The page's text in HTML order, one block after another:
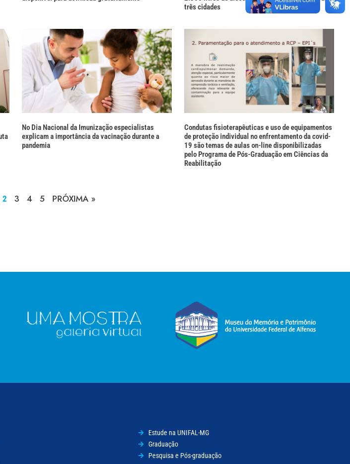
três cidades
No Dia Nacional da Imunização especialistas
explicam a importância da vacinação durante a
pandemia
Condutas fisioterapêuticas e uso de equipamentos
de proteção individual no enfrentamento da covid-
19 são temas de aulas on-line disponibilizadas
pelo Programa de Pós-Graduação em Ciências da
Reabilitação
2 3 4 5 PRÓXIMA »
Estude na UNIFAL-MG
Graduação
Pesquisa e Pós-graduação